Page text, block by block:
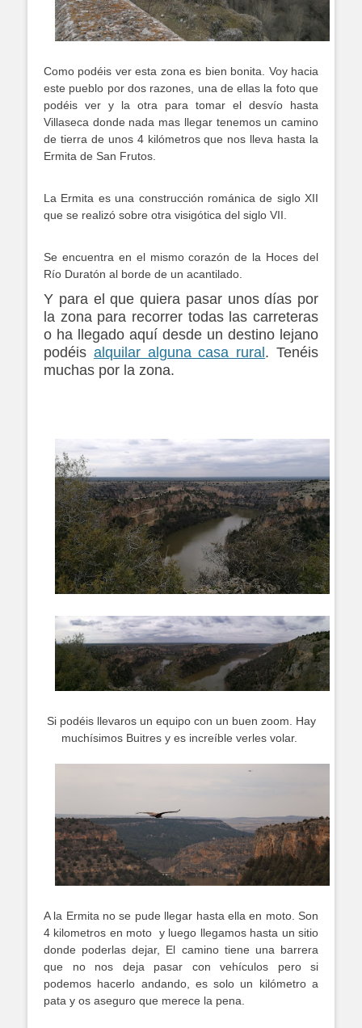
Como podéis ver esta zona es bien bonita. Voy hacia
este pueblo por dos razones, una de ellas la foto que
podéis ver y la otra para tomar el desvío hasta
Villaseca donde nada mas llegar tenemos un camino
de tierra de unos 4 kilómetros que nos lleva hasta la
Ermita de San Frutos.
La Ermita es una construcción románica de siglo XII
que se realizó sobre otra visigótica del siglo VII.
Se encuentra en el mismo corazón de la Hoces del
Río Duratón al borde de un acantilado.
Y para el que quiera pasar unos días por
la zona para recorrer todas las carreteras
o ha llegado aquí desde un destino lejano
podéis alquilar alguna casa rural . Tenéis
muchas por la zona.
Si podéis llevaros un equipo con un buen zoom. Hay
muchísimos Buitres y es increíble verles volar.
A la Ermita no se pude llegar hasta ella en moto. Son
4 kilometros en moto y luego llegamos hasta un sitio
donde poderlas dejar, El camino tiene una barrera
que no nos deja pasar con vehículos pero si
podemos hacerlo andando, es solo un kilómetro a
pata y os aseguro que merece la pena.